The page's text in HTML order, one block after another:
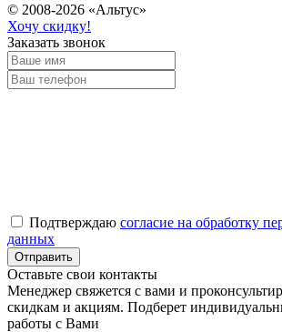
© 2008-2026 «Альтус»
Хочу скидку!
Заказать звонок
Подтверждаю согласие на обработку
данных
Оставьте свои контакты
Менеджер свяжется с вами и
скидкам и акциям. Подберет
работы с Вами